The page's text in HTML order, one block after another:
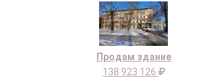
Продам здание
138 923 126